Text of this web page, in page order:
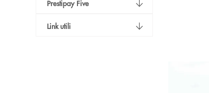
Prestipay Five
Link utili